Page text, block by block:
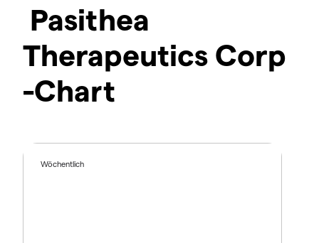
Pasithea
Therapeutics Corp
-Chart
Wöchentlich